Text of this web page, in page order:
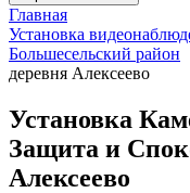
Главная
Установка
Большесельский район
деревня Алексеево
Установка
Защита и
Алексеево